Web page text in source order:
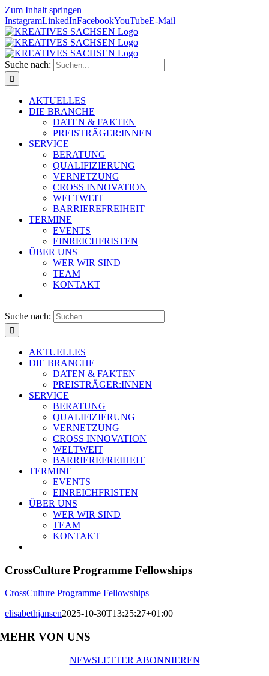
Zum Inhalt springen
InstagramLinkedInFacebookYouTubeE-Mail
Suche nach:
AKTUELLES
DIE BRANCHE
DATEN & FAKTEN
PREISTRÄGER:INNEN
SERVICE
BERATUNG
QUALIFIZIERUNG
VERNETZUNG
CROSS INNOVATION
WELTWEIT
BARRIEREFREIHEIT
TERMINE
EVENTS
EINREICHFRISTEN
ÜBER UNS
WER WIR SIND
TEAM
KONTAKT
Suche nach:
AKTUELLES
DIE BRANCHE
DATEN & FAKTEN
PREISTRÄGER:INNEN
SERVICE
BERATUNG
QUALIFIZIERUNG
VERNETZUNG
CROSS INNOVATION
WELTWEIT
BARRIEREFREIHEIT
TERMINE
EVENTS
EINREICHFRISTEN
ÜBER UNS
WER WIR SIND
TEAM
KONTAKT
CrossCulture Programme Fellowships
CrossCulture Programme Fellowships
elisabethjansen2025-10-30T13:25:27+01:00
MEHR VON UNS
NEWSLETTER ABONNIEREN